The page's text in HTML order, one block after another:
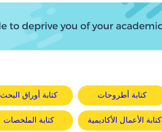
كتابة أطروحات كتابة أوراق البحث
كتابة الأعمال الأكاديمية كتابة الملخصات